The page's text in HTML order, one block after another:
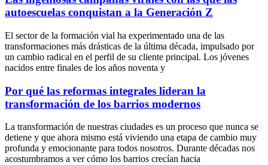
autoescuelas conquistan a la Generación Z
El sector de la formación vial ha experimentado una de las
transformaciones más drásticas de la última década, impulsado por
un cambio radical en el perfil de su cliente principal. Los jóvenes
nacidos entre finales de los años noventa y
Por qué las reformas integrales lideran la
transformación de los barrios modernos
La transformación de nuestras ciudades es un proceso que nunca se
detiene y que ahora mismo está viviendo una etapa de cambio muy
profunda y emocionante para todos nosotros. Durante décadas nos
acostumbramos a ver cómo los barrios crecían hacia